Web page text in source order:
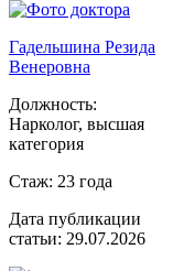
Гадельшина Резида
Венеровна
Должность:
Нарколог, высшая
категория
Стаж: 23 года
Дата публикации
статьи: 29.07.2026